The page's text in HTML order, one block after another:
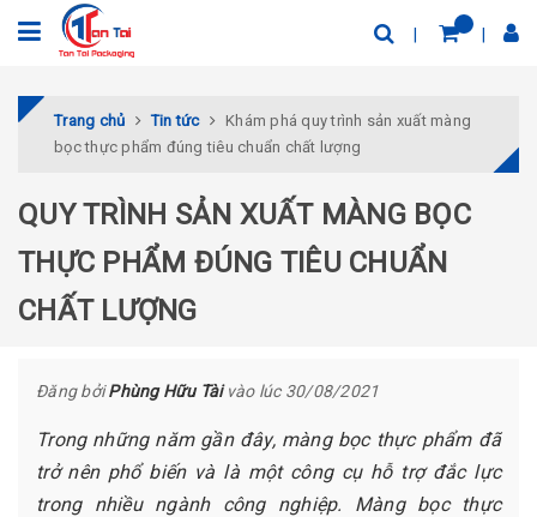
Trang chủ Tin tức
Khám phá quy trình sản xuất màng
bọc thực phẩm đúng tiêu chuẩn chất lượng
QUY TRÌNH SẢN XUẤT MÀNG BỌC
THỰC PHẨM ĐÚNG TIÊU CHUẨN
CHẤT LƯỢNG
Đăng bởiPhùng Hữu Tàivào lúc 30/08/2021
Trong những năm gần đây, màng bọc thực phẩm đã
trở nên phổ biến và là một công cụ hỗ trợ đắc lực
trong nhiều ngành công nghiệp. Màng bọc thực